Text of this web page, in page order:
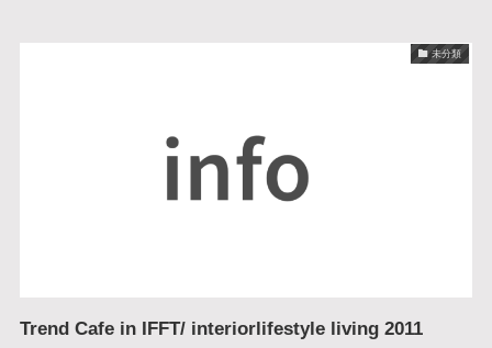
未分類
Trend Cafe in IFFT/ interiorlifestyle living 2011